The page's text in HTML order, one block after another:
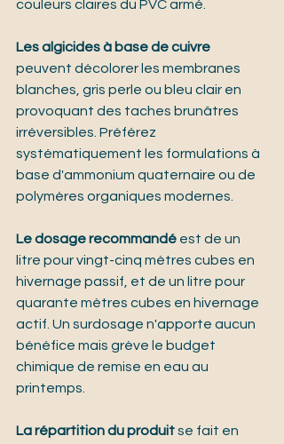
couleurs claires du PVC armé.
Les algicides à base de cuivre
peuvent décolorer les membranes
blanches, gris perle ou bleu clair en
provoquant des taches brunâtres
irréversibles. Préférez
systématiquement les formulations à
base d'ammonium quaternaire ou de
polymères organiques modernes.
Le dosage recommandé est de un
litre pour vingt-cinq mètres cubes en
hivernage passif, et de un litre pour
quarante mètres cubes en hivernage
actif. Un surdosage n'apporte aucun
bénéfice mais grève le budget
chimique de remise en eau au
printemps.
La répartition du produit se fait en